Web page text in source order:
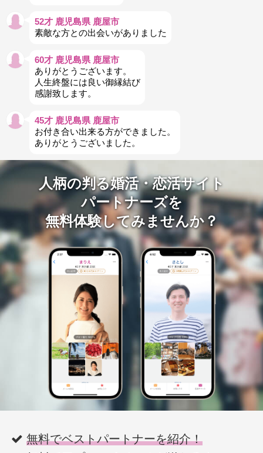
52才 鹿児島県 鹿屋市
素敵な方との出会いがありました
60才 鹿児島県 鹿屋市
ありがとうございます。
人生終盤には良い御縁結び
感謝致します。
45才 鹿児島県 鹿屋市
お付き合い出来る方ができました。
ありがとうございました。
人柄の判る婚活・恋活サイト
パートナーズを
無料体験してみませんか？
無料でベストパートナーを紹介！